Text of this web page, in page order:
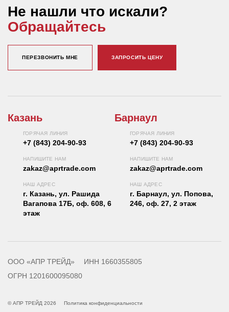
Не нашли что искали?
Обращайтесь
ПЕРЕЗВОНИТЬ МНЕ ЗАПРОСИТЬ ЦЕНУ
Казань
ГОРЯЧАЯ ЛИНИЯ
+7 (843) 204-90-93
НАПИШИТЕ НАМ
zakaz@aprtrade.com
НАШ АДРЕС
г. Казань, ул. Рашида
Вагапова 17Б, оф. 608, 6
этаж
Барнаул
ГОРЯЧАЯ ЛИНИЯ
+7 (843) 204-90-93
НАПИШИТЕ НАМ
zakaz@aprtrade.com
НАШ АДРЕС
г. Барнаул, ул. Попова,
246, оф. 27, 2 этаж
ООО «АПР ТРЕЙД»
ИНН 1660355805
ОГРН 1201600095080
© АПР ТРЕЙД 2026 Политика конфиденциальности